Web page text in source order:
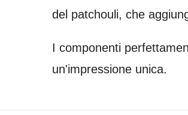
del patchouli, che
I componenti
un'impressione unica.